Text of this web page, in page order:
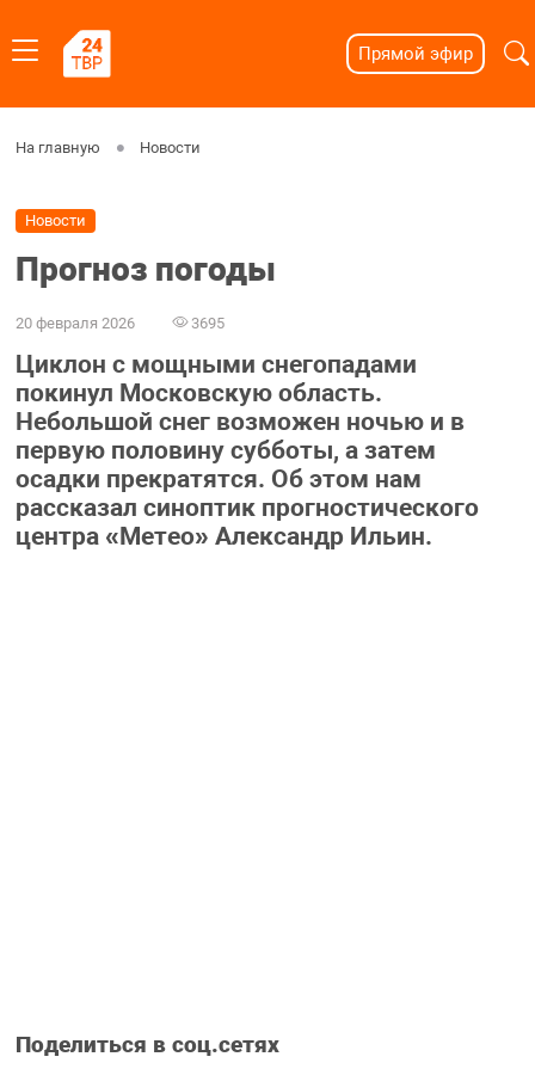
Прямой эфир
На главную Новости
Новости
Прогноз погоды
20 февраля 2026 3695
Циклон с мощными снегопадами
покинул Московскую область.
Небольшой снег возможен ночью и в
первую половину субботы, а затем
осадки прекратятся. Об этом нам
рассказал синоптик прогностического
центра «Метео» Александр Ильин.
Поделиться в соц.сетях